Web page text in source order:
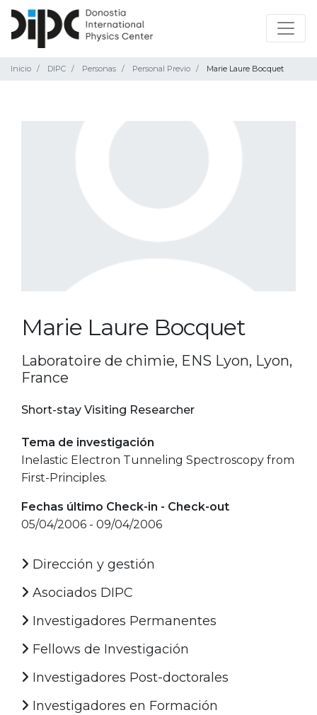
Inicio DIPC Personas Personal Previo Marie Laure Bocquet
Marie Laure Bocquet
Laboratoire de chimie, ENS Lyon, Lyon,
France
Short-stay Visiting Researcher
Tema de investigación
Inelastic Electron Tunneling Spectroscopy from
First-Principles.
Fechas último Check-in - Check-out
05/04/2006 - 09/04/2006
Dirección y gestión
Asociados DIPC
Investigadores Permanentes
Fellows de Investigación
Investigadores Post-doctorales
Investigadores en Formación